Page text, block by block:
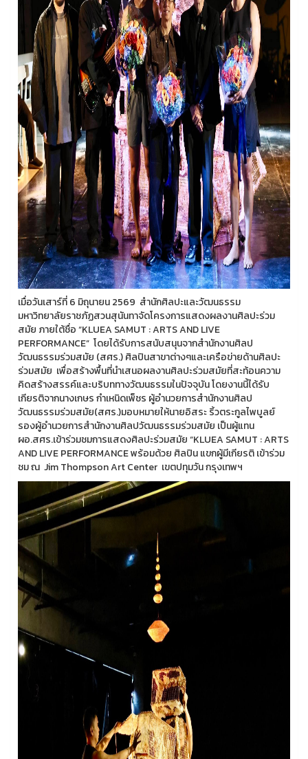
เมื่อวันเสาร์ที่ 6 มิถุนายน 2569 สำนักศิลปะและวัฒนธรรม
มหาวิทยาลัยราชภัฏสวนสุนันทาจัดโครงการแสดงผลงานศิลปะร่วม
สมัย ภายใต้ชื่อ “KLUEA SAMUT : ARTS AND LIVE
PERFORMANCE” โดยได้รับการสนับสนุนจากสำนักงานศิลป
วัฒนธรรมร่วมสมัย (สศร.) ศิลปินสาขาต่างๆและเครือข่ายด้านศิลปะ
ร่วมสมัย เพื่อสร้างพื้นที่นำเสนอผลงานศิลปะร่วมสมัยที่สะท้อนความ
คิดสร้างสรรค์และบริบททางวัฒนธรรมในปัจจุบัน โดยงานนี้ได้รับ
เกียรติจากนางเกษร กำเหนิดเพ็ชร ผู้อำนวยการสำนักงานศิลป
วัฒนธรรมร่วมสมัย(สศร.)มอบหมายให้นายอิสระ ริ้วตระกูลไพบูลย์
รองผู้อำนวยการสำนักงานศิลปวัฒนธรรมร่วมสมัย เป็นผู้แทน
ผอ.สศร.เข้าร่วมชมการแสดงศิลปะร่วมสมัย “KLUEA SAMUT : ARTS
AND LIVE PERFORMANCE พร้อมด้วย ศิลปิน แขกผู้มีเกียรติ เข้าร่วม
ชม ณ Jim Thompson Art Center เขตปทุมวัน กรุงเทพฯ